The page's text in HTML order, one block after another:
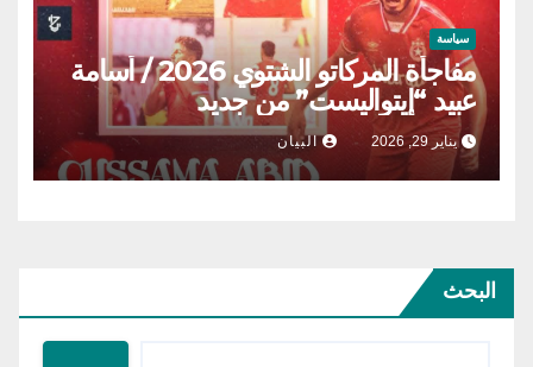
سياسة
مفاجأة المركاتو الشتوي 2026 / أسامة
عبيد “إيتواليست” من جديد
يناير 29, 2026 البيان
البحث